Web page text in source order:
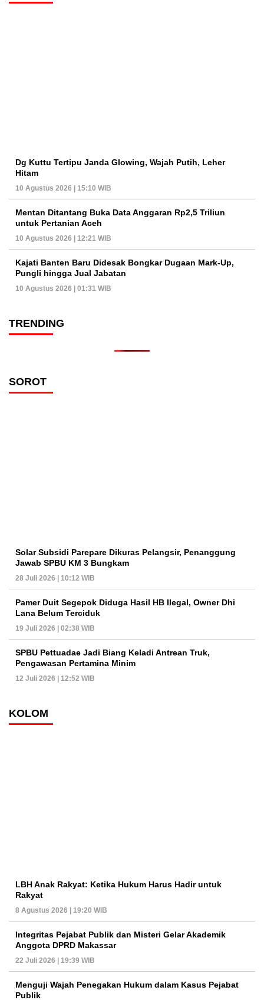
Dg Kuttu Tertipu Janda Glowing, Wajah Putih, Leher
Hitam
10 Agustus 2026 | 15:10 WIB
Mentan Ditantang Buka Data Anggaran Rp2,5 Triliun
untuk Pertanian Aceh
10 Agustus 2026 | 12:21 WIB
Kajati Banten Baru Didesak Bongkar Dugaan Mark-Up,
Pungli hingga Jual Jabatan
10 Agustus 2026 | 01:31 WIB
TRENDING
SOROT
Solar Subsidi Parepare Dikuras Pelangsir, Penanggung
Jawab SPBU KM 3 Bungkam
28 Juli 2026 | 10:12 WIB
Pamer Duit Segepok Diduga Hasil HB Ilegal, Owner Dhi
Lana Belum Terciduk
19 Juli 2026 | 02:38 WIB
SPBU Pettuadae Jadi Biang Keladi Antrean Truk,
Pengawasan Pertamina Minim
12 Juli 2026 | 12:52 WIB
KOLOM
LBH Anak Rakyat: Ketika Hukum Harus Hadir untuk
Rakyat
8 Agustus 2026 | 19:20 WIB
Integritas Pejabat Publik dan Misteri Gelar Akademik
Anggota DPRD Makassar
22 Juli 2026 | 19:39 WIB
Menguji Wajah Penegakan Hukum dalam Kasus Pejabat
Publik